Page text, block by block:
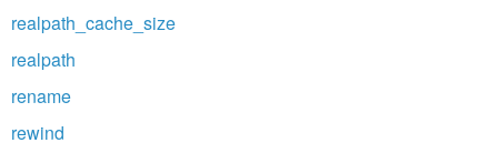
realpath_cache_size
realpath
rename
rewind